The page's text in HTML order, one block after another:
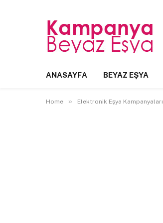
ANASAYFA BEYAZ EŞYA
Home » Elektronik Eşya Kampanyaları